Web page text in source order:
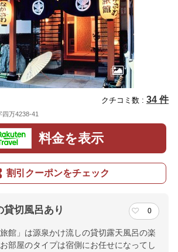
クチコミ数 : 34 件
万4238-41
料金を表示
割引クーポンをチェック
切風呂あり 0
旅館」は源泉かけ流しの貸切露天風呂の楽
部屋のタイプは宿側にお任せになってし